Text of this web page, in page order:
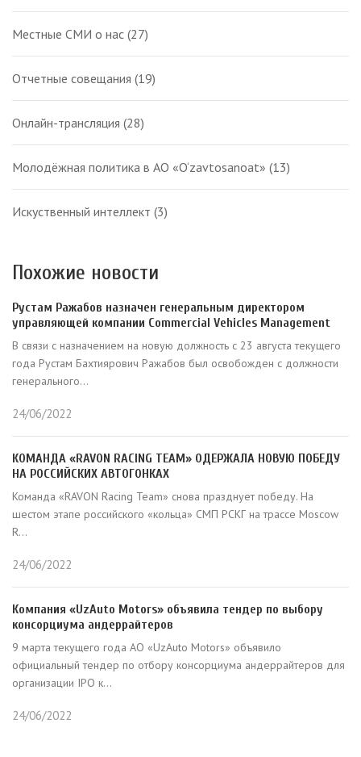
Местные СМИ о нас (27)
Отчетные совещания (19)
Онлайн-трансляция (28)
Молодёжная политика в АО «O‘zavtosanoat» (13)
Искуственный интеллект (3)
Похожие новости
Рустам Ражабов назначен генеральным директором
управляющей компании Commercial Vehicles Management
В связи с назначением на новую должность с 23 августа текущего
года Рустам Бахтиярович Ражабов был освобожден с должности
генерального...
24/06/2022
КОМАНДА «RAVON RACING TEAM» ОДЕРЖАЛА НОВУЮ ПОБЕДУ
НА РОССИЙСКИХ АВТОГОНКАХ
Команда «RAVON Racing Team» снова празднует победу. На
шестом этапе российского «кольца» СМП РСКГ на трассе Moscow
R...
24/06/2022
Компания «UzAuto Motors» объявила тендер по выбору
консорциума андеррайтеров
9 марта текущего года АО «UzAuto Motors» объявило
официальный тендер по отбору консорциума андеррайтеров для
организации IPO к...
24/06/2022